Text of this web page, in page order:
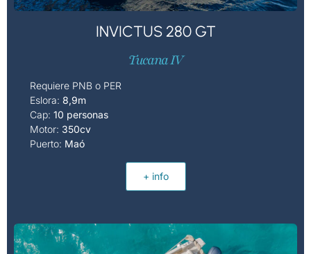
INVICTUS 280 GT
Tucana IV
Requiere PNB o PER
Eslora: 8,9m
Cap: 10 personas
Motor: 350cv
Puerto: Maó
+ info